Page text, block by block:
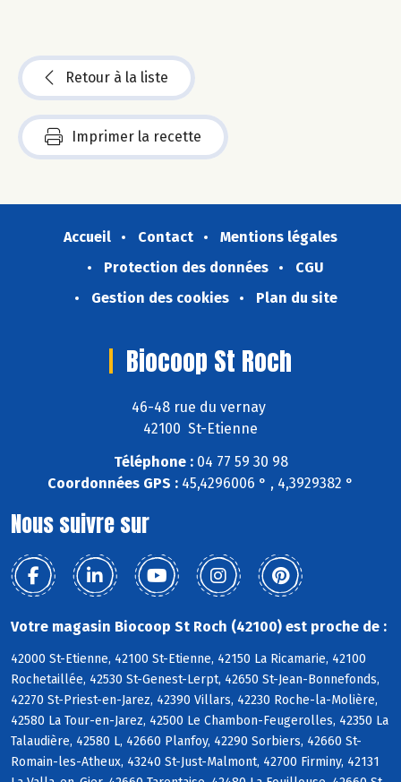
Retour à la liste
Imprimer la recette
Accueil Contact
Mentions légales
Protection des données
CGU
Gestion des cookies
Plan du site
Biocoop St Roch
46-48 rue du vernay
42100 St-Etienne
Téléphone :04 77 59 30 98
Coordonnées GPS : 45,4296006 ° , 4,3929382 °
Nous suivre sur
Votre magasin Biocoop St Roch (42100) est proche de :
42000 St-Etienne, 42100 St-Etienne, 42150 La Ricamarie, 42100
Rochetaillée, 42530 St-Genest-Lerpt, 42650 St-Jean-Bonnefonds,
42270 St-Priest-en-Jarez, 42390 Villars, 42230 Roche-la-Molière,
42580 La Tour-en-Jarez, 42500 Le Chambon-Feugerolles, 42350 La
Talaudière, 42580 L, 42660 Planfoy, 42290 Sorbiers, 42660 St-
Romain-les-Atheux, 43240 St-Just-Malmont, 42700 Firminy, 42131